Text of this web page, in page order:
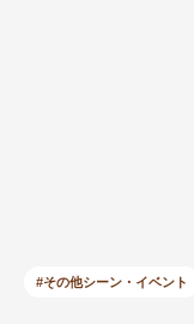
#その他シーン・イベント